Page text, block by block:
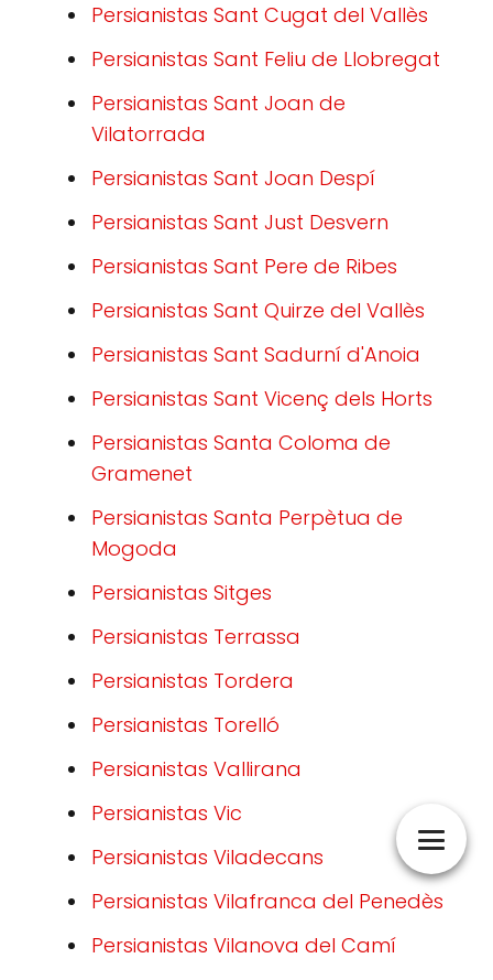
Persianistas Sant Cugat del Vallès
Persianistas Sant Feliu de Llobregat
Persianistas Sant Joan de
Vilatorrada
Persianistas Sant Joan Despí
Persianistas Sant Just Desvern
Persianistas Sant Pere de Ribes
Persianistas Sant Quirze del Vallès
Persianistas Sant Sadurní d'Anoia
Persianistas Sant Vicenç dels Horts
Persianistas Santa Coloma de
Gramenet
Persianistas Santa Perpètua de
Mogoda
Persianistas Sitges
Persianistas Terrassa
Persianistas Tordera
Persianistas Torelló
Persianistas Vallirana
Persianistas Vic
Persianistas Viladecans
Persianistas Vilafranca del Penedès
Persianistas Vilanova del Camí